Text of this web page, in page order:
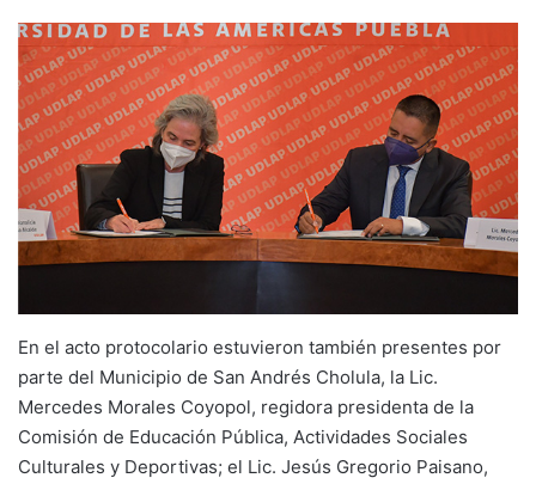
En el acto protocolario estuvieron también presentes por
parte del Municipio de San Andrés Cholula, la Lic.
Mercedes Morales Coyopol, regidora presidenta de la
Comisión de Educación Pública, Actividades Sociales
Culturales y Deportivas; el Lic. Jesús Gregorio Paisano,